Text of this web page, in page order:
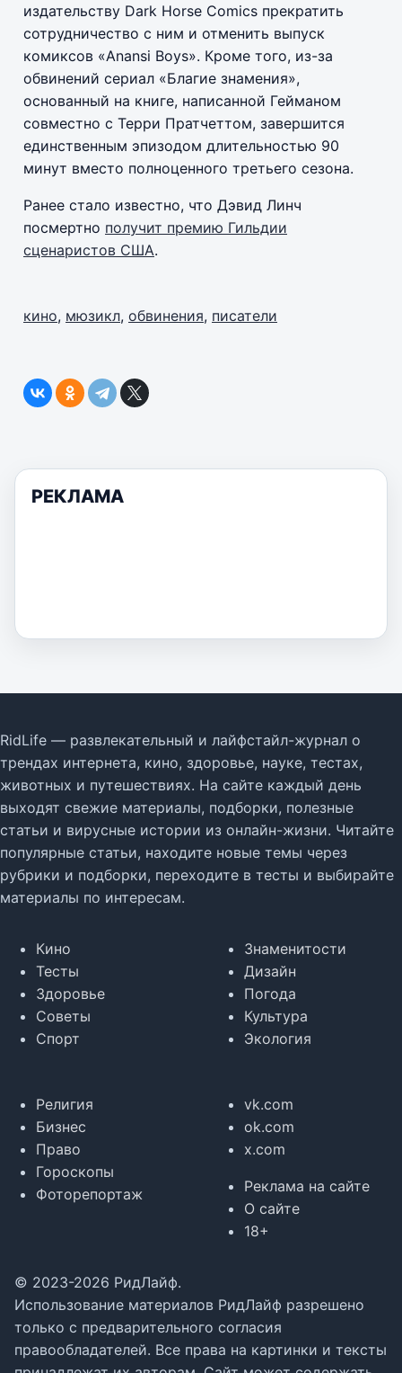
издательству Dark Horse Comics прекратить
сотрудничество с ним и отменить выпуск
комиксов «Anansi Boys». Кроме того, из-за
обвинений сериал «Благие знамения»,
основанный на книге, написанной Гейманом
совместно с Терри Пратчеттом, завершится
единственным эпизодом длительностью 90
минут вместо полноценного третьего сезона.
Ранее стало известно, что Дэвид Линч
посмертно получит премию Гильдии
сценаристов США.
кино, мюзикл, обвинения, писатели
РЕКЛАМА
RidLife — развлекательный и лайфстайл-журнал о
трендах интернета, кино, здоровье, науке, тестах,
животных и путешествиях. На сайте каждый день
выходят свежие материалы, подборки, полезные
статьи и вирусные истории из онлайн-жизни. Читайте
популярные статьи, находите новые темы через
рубрики и подборки, переходите в тесты и выбирайте
материалы по интересам.
Кино
Тесты
Здоровье
Советы
Спорт
Знаменитости
Дизайн
Погода
Культура
Экология
Религия
Бизнес
Право
Гороскопы
Фоторепортаж
vk.com
ok.com
x.com
Реклама на сайте
О сайте
18+
© 2023-2026 РидЛайф.
Использование материалов РидЛайф разрешено
только с предварительного согласия
правообладателей. Все права на картинки и тексты